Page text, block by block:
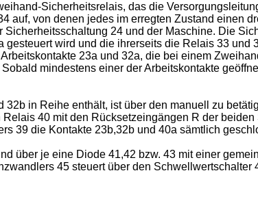
Sicherheitsrelais, das die
auf, von denen jedes im erregten Zustand einen
24 und der Maschine. Die
wird und die ihrerseits die Relais 33
23a und 32a, die bei einem
mindestens einer der Arbeitskontakte
in Reihe enthält, ist über den manuell zu
40 mit den Rücksetzeingängen R der
39 die Kontakte 23b,32b und 40a sämtlich
über je eine Diode 41,42 bzw. 43 mit einer
45 steuert über den